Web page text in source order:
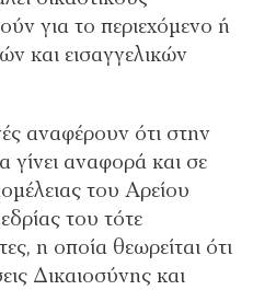
για το περιεχόμενο ή
και εισαγγελικών
αναφέρουν ότι στην
γίνει αναφορά και σε
του Αρείου
του τότε
η οποία θεωρείται ότι
Δικαιοσύνης και